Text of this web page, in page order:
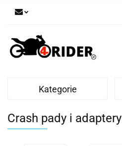
Kategorie
Crash pady i adaptery